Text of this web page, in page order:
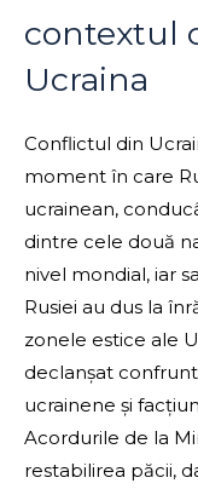
contextul
Ucraina
Conflictul din
moment în care
ucrainean,
dintre cele două
nivel mondial, iar
Rusiei au dus la
zonele estice ale
declanșat
ucrainene și
Acordurile de la
restabilirea păcii,